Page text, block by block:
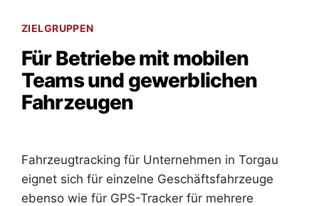
ZIELGRUPPEN
Für Betriebe mit mobilen
Teams und gewerblichen
Fahrzeugen
Fahrzeugtracking für Unternehmen in Torgau
eignet sich für einzelne Geschäftsfahrzeuge
ebenso wie für GPS-Tracker für mehrere